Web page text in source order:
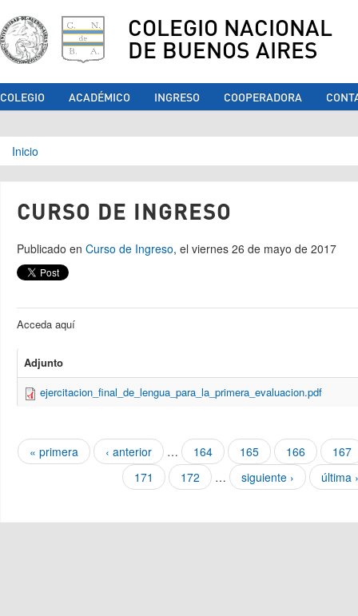
COLEGIO NACIONAL
DE BUENOS AIRES
COLEGIO ACADÉMICO INGRESO COOPERADORA
Se encuentra usted aquí
Inicio
CURSO DE INGRESO
Publicado en Curso de Ingreso, el viernes 26 de mayo de 2017
Acceda aquí
Adjunto
ejercitacion_final_de_lengua_para_la_primera_evaluacion.pdf
Páginas
« primera ‹ anterior … 164 165 166
167
171
172 … siguiente › última